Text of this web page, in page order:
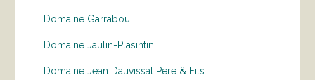
Domaine Garrabou
Domaine Jaulin-Plasintin
Domaine Jean Dauvissat Pere & Fils